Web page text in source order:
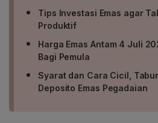
Tips Investasi Emas agar
Produktif
Harga Emas Antam 4 Juli
Bagi Pemula
Syarat dan Cara Cicil,
Deposito Emas Pegadaian